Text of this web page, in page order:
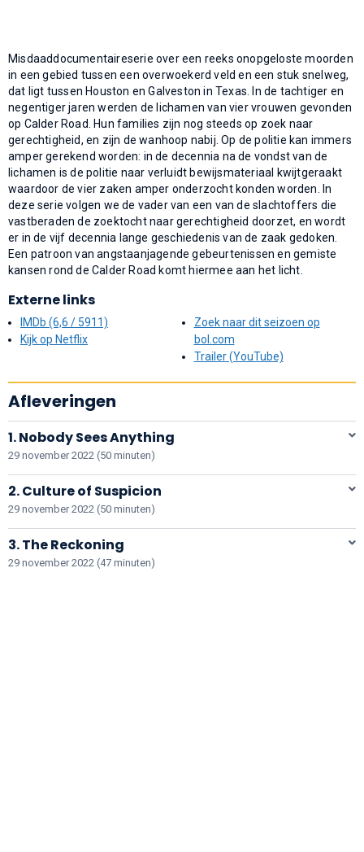
Misdaaddocumentaireserie over een reeks onopgeloste moorden
in een gebied tussen een overwoekerd veld en een stuk snelweg,
dat ligt tussen Houston en Galveston in Texas. In de tachtiger en
negentiger jaren werden de lichamen van vier vrouwen gevonden
op Calder Road. Hun families zijn nog steeds op zoek naar
gerechtigheid, en zijn de wanhoop nabij. Op de politie kan immers
amper gerekend worden: in de decennia na de vondst van de
lichamen is de politie naar verluidt bewijsmateriaal kwijtgeraakt
waardoor de vier zaken amper onderzocht konden worden. In
deze serie volgen we de vader van een van de slachtoffers die
vastberaden de zoektocht naar gerechtigheid doorzet, en wordt
er in de vijf decennia lange geschiedenis van de zaak gedoken.
Een patroon van angstaanjagende gebeurtenissen en gemiste
kansen rond de Calder Road komt hiermee aan het licht.
Externe links
IMDb (6,6 / 5911)
Kijk op Netflix
Zoek naar dit seizoen op
bol.com
Trailer (YouTube)
Afleveringen
1. Nobody Sees Anything
29 november 2022 (50 minuten)
2. Culture of Suspicion
29 november 2022 (50 minuten)
3. The Reckoning
29 november 2022 (47 minuten)